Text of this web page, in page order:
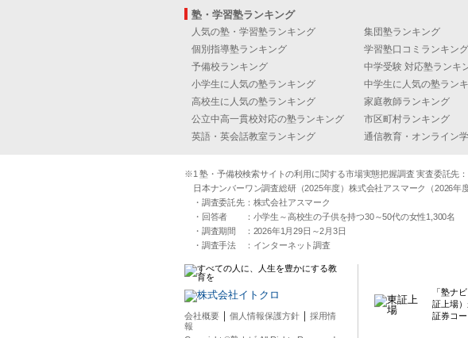
塾・学習塾ランキング
人気の塾・学習塾ランキング
集団塾ランキング
個別指導塾ランキング
学習塾口コミランキング
予備校ランキング
中学受験 対応塾ランキ
小学生に人気の塾ランキング
中学生に人気の塾ラン
高校生に人気の塾ランキング
家庭教師ランキング
公立中高一貫校対応の塾ランキング
市区町村ランキング
英語・英会話教室ランキング
通信教育・オンライン
※1 塾・予備校検索サイトの利用に関する市場実態把握調査 実査委託先
日本ナンバーワン調査総研（2025年度）株式会社アスマーク（2026年度
・調査委託先：株式会社アスマーク
・回答者 ：小学生～高校生の子供を持つ30～50代の女性1,300名
・調査期間 ：2026年1月29日～2月3日
・調査手法 ：インターネット調査
会社概要 ｜ 個人情報保護方針 ｜ 採用情
報
「塾ナ
証上場）
証券コ